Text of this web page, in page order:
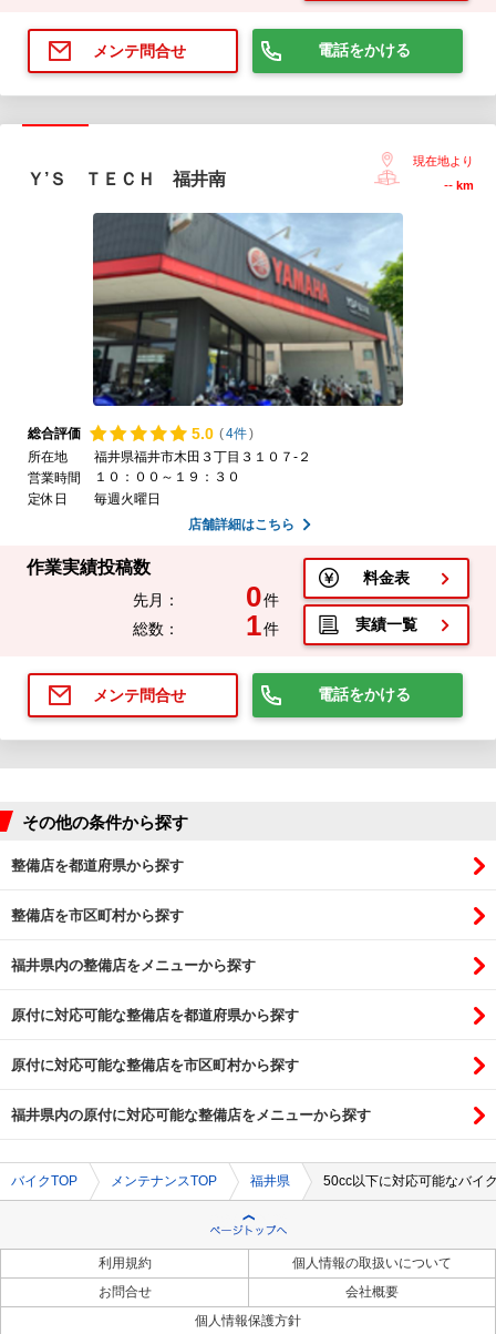
メンテ問合せ 電話をかける
Ｙ’Ｓ ＴＥＣＨ 福井南
現在地より
-- km
総合評価 5.0 (4件)
所在地
福井県福井市木田３丁目３１０７-２
営業時間
１０：００～１９：３０
定休日
毎週火曜日
店舗詳細はこちら
作業実績投稿数
先月： 0件
総数：
1件
料金表
実績一覧
メンテ問合せ 電話をかける
その他の条件から探す
整備店を都道府県から探す
整備店を市区町村から探す
福井県内の整備店をメニューから探す
原付に対応可能な整備店を都道府県から探す
原付に対応可能な整備店を市区町村から探す
福井県内の原付に対応可能な整備店をメニューから探す
バイクTOP メンテナンスTOP 福井県 50cc以下に対応可能なバイ
利用規約
個人情報の取扱いについて
お問合せ
会社概要
個人情報保護方針